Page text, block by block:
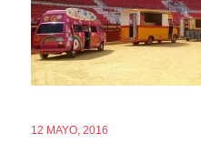
12 MAYO, 2016